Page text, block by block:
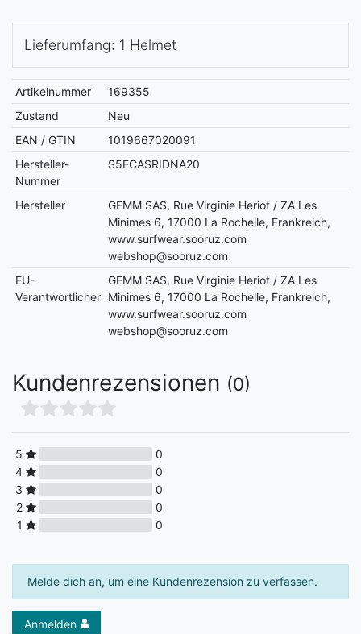
Lieferumfang: 1 Helmet
Artikelnummer
169355
Zustand
Neu
EAN / GTIN
1019667020091
Hersteller-
Nummer
S5ECASRIDNA20
Hersteller
GEMM SAS, Rue Virginie Heriot / ZA Les
Minimes 6, 17000 La Rochelle, Frankreich,
www.surfwear.sooruz.com
webshop@sooruz.com
EU-
Verantwortlicher
GEMM SAS, Rue Virginie Heriot / ZA Les
Minimes 6, 17000 La Rochelle, Frankreich,
www.surfwear.sooruz.com
webshop@sooruz.com
Kundenrezensionen (0)
5
0
4
0
3
0
2
0
1
0
Melde dich an, um eine Kundenrezension zu verfassen.
Anmelden